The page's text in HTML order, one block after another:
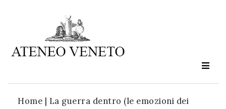
Home | La guerra dentro (le emozioni dei
Ateneo
è
cultura